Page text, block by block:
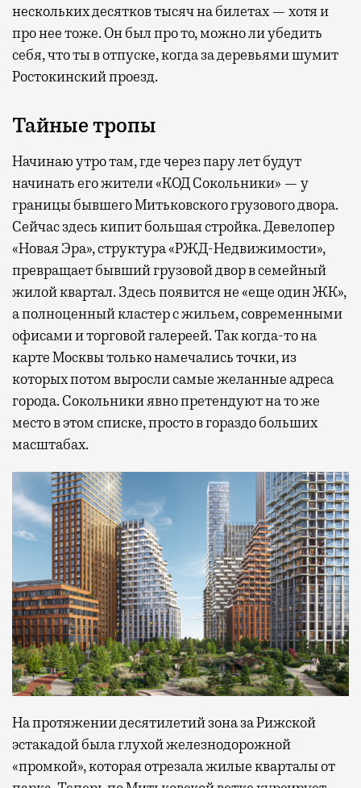
нескольких десятков тысяч на билетах — хотя и
про нее тоже. Он был про то, можно ли убедить
себя, что ты в отпуске, когда за деревьями шумит
Ростокинский проезд.
Тайные тропы
Начинаю утро там, где через пару лет будут
начинать его жители «КОД Сокольники» — у
границы бывшего Митьковского грузового двора.
Сейчас здесь кипит большая стройка. Девелопер
«Новая Эра», структура «РЖД-Недвижимости»,
превращает бывший грузовой двор в семейный
жилой квартал. Здесь появится не «еще один ЖК»,
а полноценный кластер с жильем, современными
офисами и торговой галереей. Так когда-то на
карте Москвы только намечались точки, из
которых потом выросли самые желанные адреса
города. Сокольники явно претендуют на то же
место в этом списке, просто в гораздо больших
масштабах.
На протяжении десятилетий зона за Рижской
эстакадой была глухой железнодорожной
«промкой», которая отрезала жилые кварталы от